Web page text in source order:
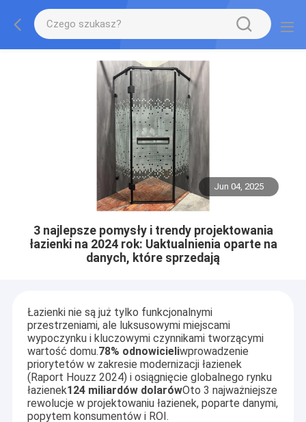
Jun 04, 2025
3 najlepsze pomysły i trendy projektowania
łazienki na 2024 rok: Uaktualnienia oparte na
danych, które sprzedają
Łazienki nie są już tylko funkcjonalnymi
przestrzeniami, ale luksusowymi miejscami
wypoczynku i kluczowymi czynnikami tworzącymi
wartość domu.78% odnowicieliwprowadzenie
priorytetów w zakresie modernizacji łazienek
(Raport Houzz 2024) i osiągnięcie globalnego rynku
łazienek124 miliardów dolarówOto 3 najważniejsze
rewolucje w projektowaniu łazienek, poparte danymi,
popytem konsumentów i ROI.